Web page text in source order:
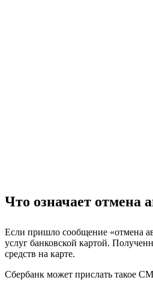
Что означает отмена
Если пришло сообщение «отмена
услуг банковской картой.
средств на карте.
Сбербанк может прислать такое